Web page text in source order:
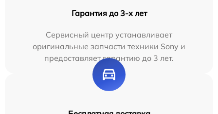
Гарантия до 3-х лет
Сервисный центр устанавливает
оригинальные запчасти техники Sony и
предоставляет гарантию до 3 лет.